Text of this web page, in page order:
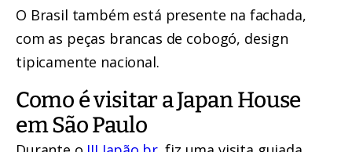
O Brasil também está presente na fachada,
com as peças brancas de cobogó, design
tipicamente nacional.
Como é visitar a Japan House
em São Paulo